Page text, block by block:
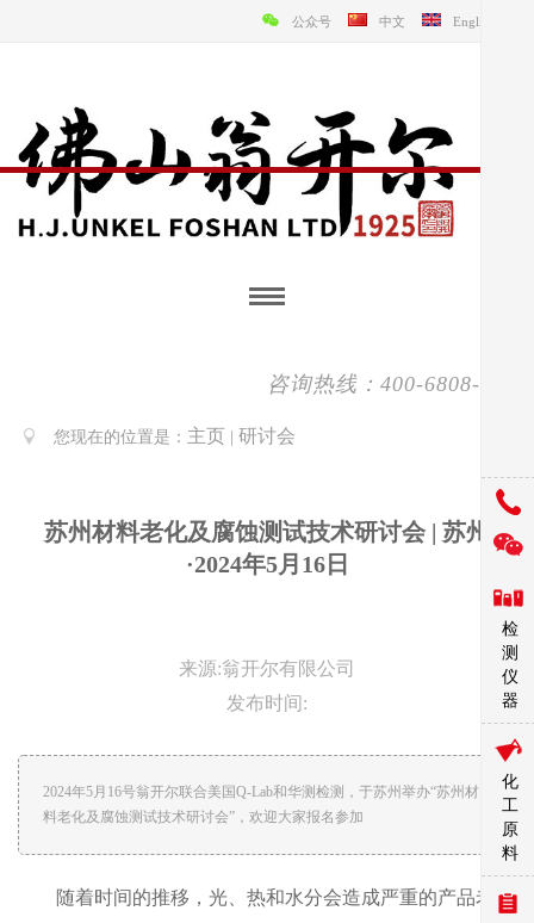
公众号 中文 English
咨询热线：400-6808-138
您现在的位置是： 主页 研讨会
苏州材料老化及腐蚀测试技术研讨会 | 苏州
·2024年5月16日
来源:翁开尔有限公司
发布时间:
2024年5月16号翁开尔联合美国Q-Lab和华测检测，于苏州举办“苏州材
料老化及腐蚀测试技术研讨会”，欢迎大家报名参加
随着时间的推移，光、热和水分会造成严重的产品老
检
测
仪
器
化
工
原
料